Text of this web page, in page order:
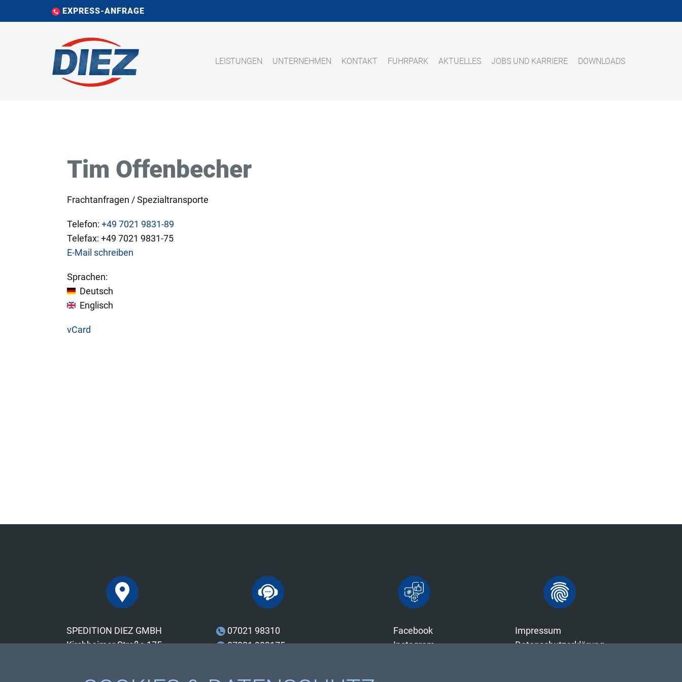
EXPRESS-ANFRAGE
LEISTUNGEN UNTERNEHMEN KONTAKT FUHRPARK AKTUELLES JOBS UND KARRIERE DOWNLOADS
Tim Offenbecher
Frachtanfragen / Spezialtransporte
Telefon: +49 7021 9831-89
Telefax: +49 7021 9831-75
E-Mail schreiben
Sprachen:
Deutsch
Englisch
vCard
SPEDITION DIEZ GMBH
Kirchheimer Straße 175
07021 98310
07021 983175
Facebook
Instagram
Impressum
Datenschutzerklärung